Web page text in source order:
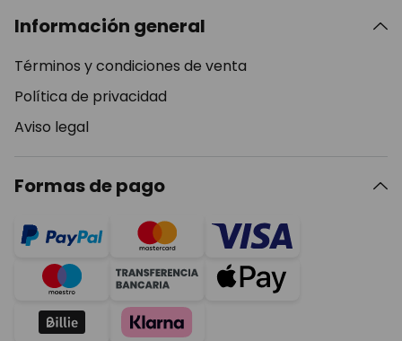
Información general
Términos y condiciones de venta
Política de privacidad
Aviso legal
Formas de pago